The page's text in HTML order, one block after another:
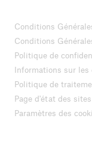
Conditions
Conditions
Politique de
Informations sur les
Politique de
Page d'état des
Paramètres des